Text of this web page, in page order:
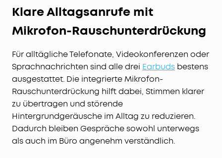
Klare Alltagsanrufe mit
Mikrofon-Rauschunterdrückung
Für alltägliche Telefonate, Videokonferenzen oder
Sprachnachrichten sind alle drei Earbuds bestens
ausgestattet. Die integrierte Mikrofon-
Rauschunterdrückung hilft dabei, Stimmen klarer
zu übertragen und störende
Hintergrundgeräusche im Alltag zu reduzieren.
Dadurch bleiben Gespräche sowohl unterwegs
als auch im Büro angenehm verständlich.